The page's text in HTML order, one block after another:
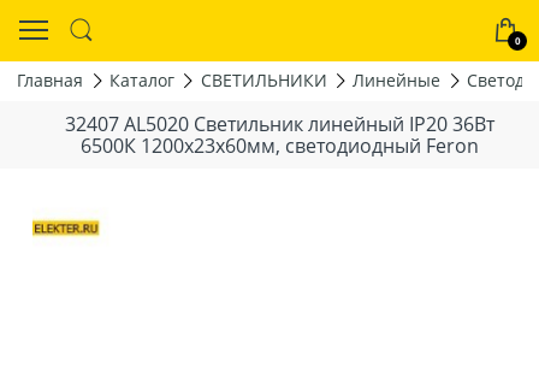
0
Главная Каталог СВЕТИЛЬНИКИ Линейные
32407 AL5020 Светильник линейный IP20 36Вт
6500К 1200x23x60мм, светодиодный Feron